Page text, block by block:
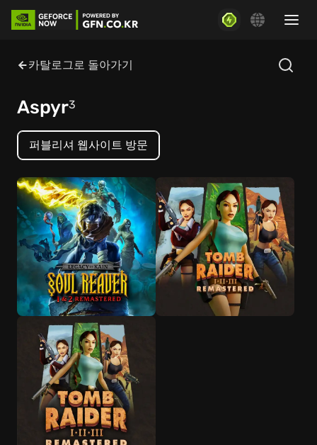
카탈로그로 돌아가기
Aspyr3
퍼블리셔 웹사이트 방문